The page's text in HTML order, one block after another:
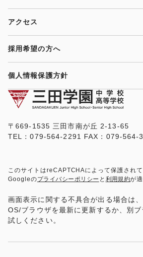
〒669-1535 三田市南が丘 2-13-65
TEL：079-564-2291 FAX：079-564-
このサイトはreCAPTCHAによって保護されて
Googleのプライバシーポリシー と 利用規約が
画面表示に関する不具合が出る場合は、
OS/ブラウザを最新に更新するか、別ブ
試しください。
アクセス
採用希望の方へ
個人情報保護方針